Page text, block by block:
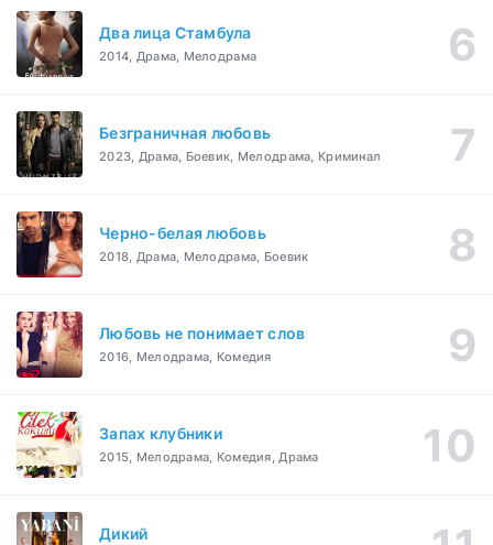
Два лица Стамбула
2014, Драма, Мелодрама
Безграничная любовь
2023, Драма, Боевик, Мелодрама, Криминал
Черно-белая любовь
2018, Драма, Мелодрама, Боевик
Любовь не понимает слов
2016, Мелодрама, Комедия
Запах клубники
2015, Мелодрама, Комедия, Драма
Дикий